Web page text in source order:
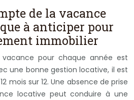
de la vacance
à anticiper pour
immobilier
pour chaque année est
une bonne gestion locative, il est
mois sur 12. Une absence de prise
locative peut conduire à une